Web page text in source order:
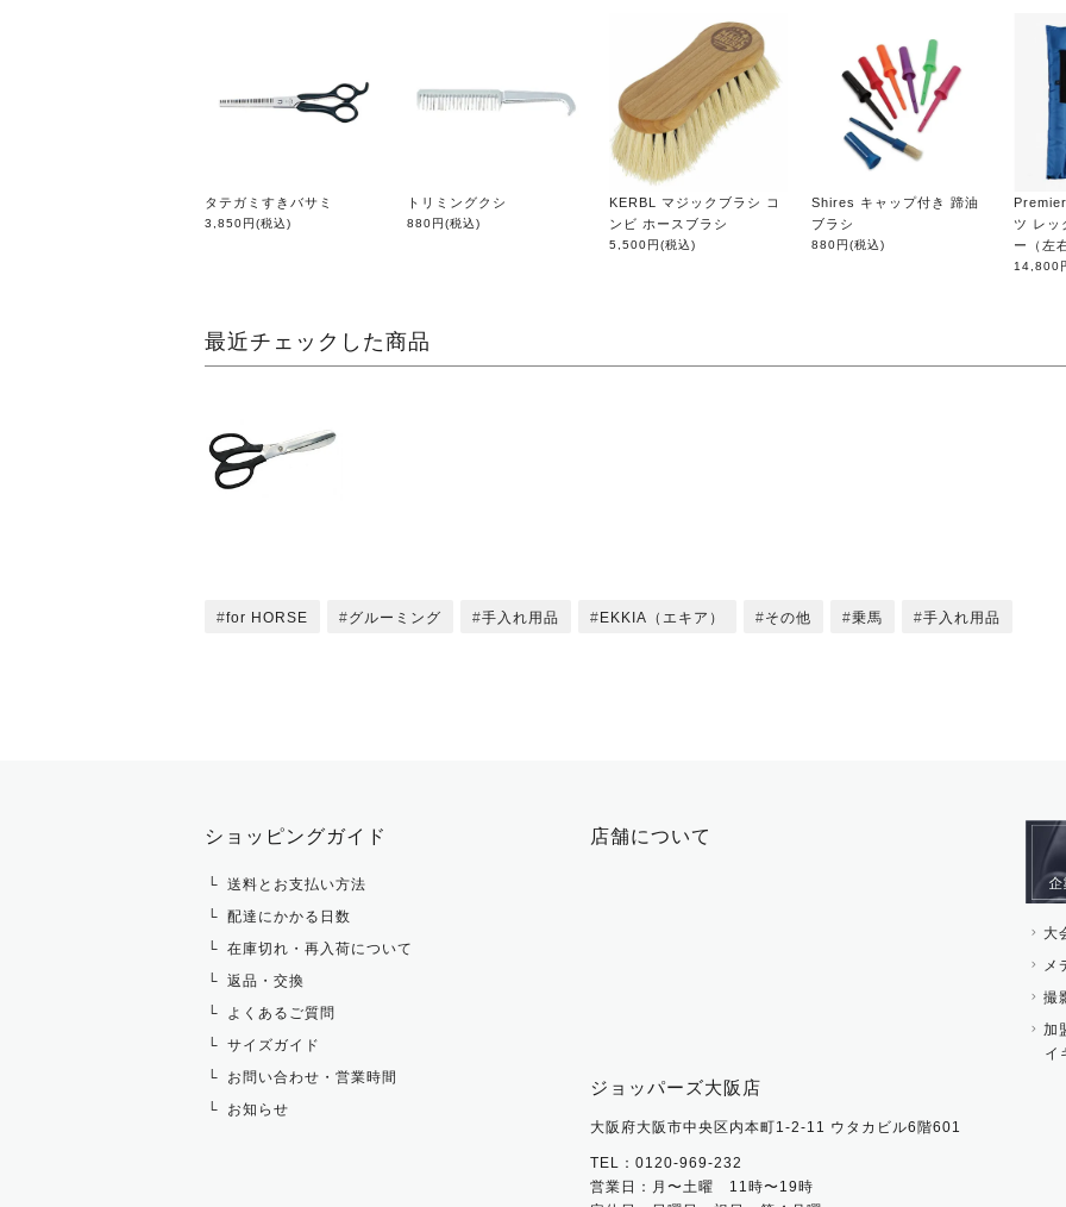
タテガミすきバサミ
3,850円(税込)
トリミングクシ
880円(税込)
KERBL マジックブラシ コ
ンビ ホースブラシ
5,500円(税込)
Shires キャップ付き 蹄油
ブラシ
880円(税込)
ツ レッ
ー（左
14,800
最近チェックした商品
for HORSE グルーミング 手入れ用品 EKKIA（エキア） その他 乗馬 手入れ用品
ショッピングガイド
送料とお支払い方法
配達にかかる日数
在庫切れ・再入荷について
返品・交換
よくあるご質問
サイズガイド
お問い合わせ・営業時間
お知らせ
店舗について
ジョッパーズ大阪店
大阪府大阪市中央区内本町1-2-11 ウタカビル6階601
TEL：0120-969-232
営業日：月〜土曜 11時〜19時
大
メ
撮
加
イ